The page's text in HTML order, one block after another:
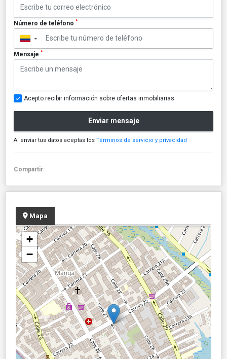
Número de teléfono *
▼
Mensaje *
Acepto recibir información sobre ofertas inmobiliarias
Enviar mensaje
Al enviar tus datos aceptas los Términos de servicio y privacidad
Compartir:
Mapa
+
−